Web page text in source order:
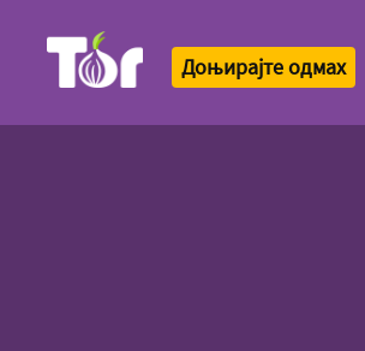
Доњирајте одмах